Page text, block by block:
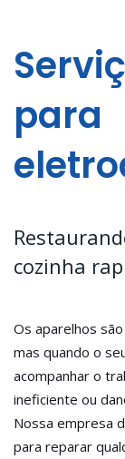
para
cozinha
Os aparelhos
mas quando o
acompanhar o
ineficiente ou
Nossa empresa
para reparar